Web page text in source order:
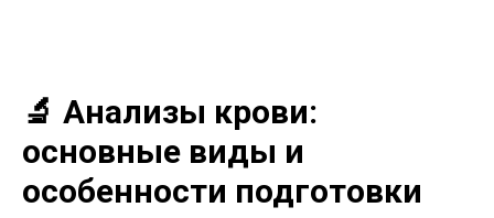
🔬 Анализы крови:
основные виды и
особенности подготовки